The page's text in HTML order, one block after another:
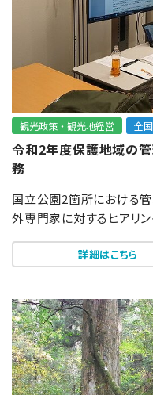
観光政策・観光地経営 全国
令和2年度保護地域の
務
国立公園2箇所における
外専門家に対するヒアリン
詳細はこちら